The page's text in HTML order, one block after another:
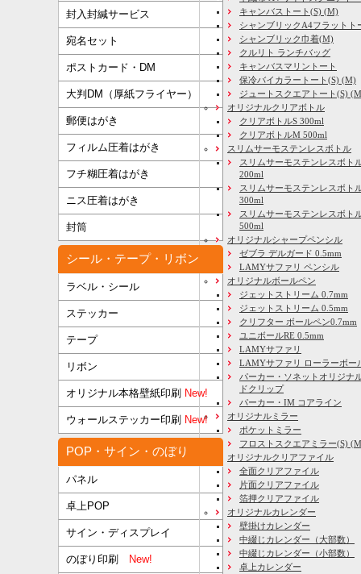
封入封緘サービス
宛名セット
ポストカード・DM
大判DM（厚紙フライヤー）
郵便はがき
フィルム圧着はがき
フチ糊圧着はがき
ニス圧着はがき
封筒
シール・テープ・リボン
ラベル・シール
ステッカー
テープ
リボン
オリジナル本格壁紙印刷 New!
ウォールステッカー印刷 New!
POP・サイン・のぼり
パネル
卓上POP
サイン・ディスプレイ
のぼり印刷 New!
キャンバストート(S) (M)
シャンブリックA4フラットト
シャンブリック巾着(M)
クルリト ランチバッグ
キャンバスマリントート
保冷バイカラートート(S) (M)
ジュートスクエアトート(S)
オリジナルクリアボトル
クリアボトルS 300ml
クリアボトルM 500ml
スリムサーモステンレスボトル
スリムサーモステンレスボト
200ml
スリムサーモステンレスボト
300ml
スリムサーモステンレスボト
500ml
オリジナルシャープペンシル
ゼブラ デルガード 0.5mm
LAMYサファリ ペンシル
オリジナルボールペン
ジェットストリーム 0.7mm
ジェットストリーム 0.5mm
クリフター ボールペン0.7mm
ユニボールRE 0.5mm
LAMYサファリ
LAMYサファリ ローラーボー
パーカー・ソネットオリジナ
ドクリップ
パーカー・IM コアライン
オリジナルミラー
ポケットミラー
フロストスクエアミラー(S)
オリジナルクリアファイル
全面クリアファイル
片面クリアファイル
箔押クリアファイル
オリジナルカレンダー
壁掛けカレンダー
中綴じカレンダー（大部数）
中綴じカレンダー（小部数）
卓上カレンダー